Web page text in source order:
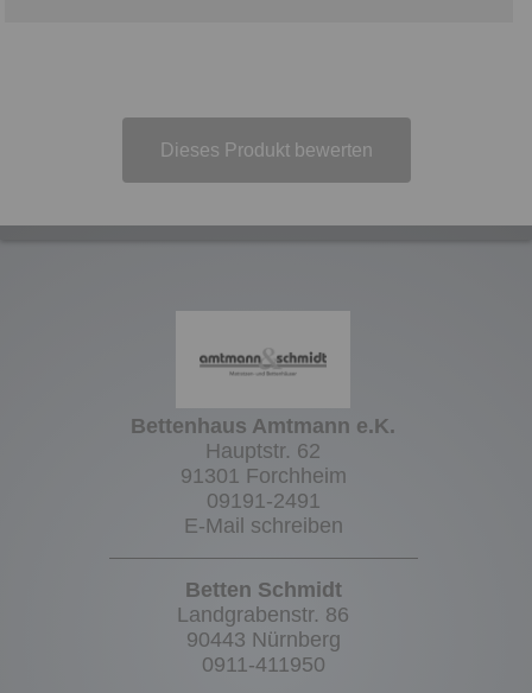
Dieses Produkt bewerten
Bettenhaus Amtmann e.K.
Hauptstr. 62
91301 Forchheim
09191-2491
E-Mail schreiben
Betten Schmidt
Landgrabenstr. 86
90443 Nürnberg
0911-411950